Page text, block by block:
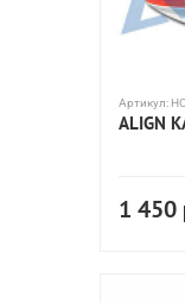
Артикул:
ALIGN
1 450